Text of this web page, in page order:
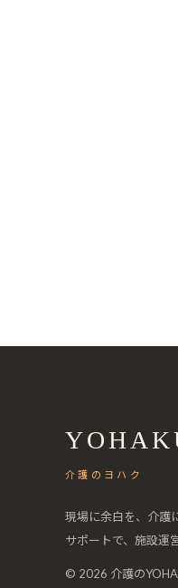
介護のヨハク
現場に余白を、介護
サポートで、施設運
© 2026 介護の